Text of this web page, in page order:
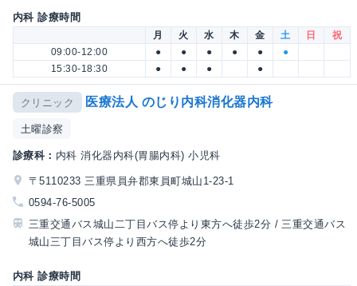
内科 診療時間
月 火 水 木 金 土 日
祝
09:00-12:00
● ● ● ● ●
●
15:30-18:30
● ● ● ●
クリニック 医療法人 のじり内科消化器内科
土曜診察
診療科： 内科 消化器内科(胃腸内科) 小児科
〒5110233 三重県員弁郡東員町城山1-23-1
0594-76-5005
三重交通バス城山二丁目バス停より東方へ徒歩2分 / 三重交通バス
城山三丁目バス停より西方へ徒歩2分
内科 診療時間